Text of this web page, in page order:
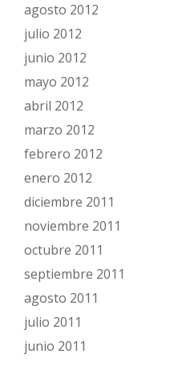
agosto 2012
julio 2012
junio 2012
mayo 2012
abril 2012
marzo 2012
febrero 2012
enero 2012
diciembre 2011
noviembre 2011
octubre 2011
septiembre 2011
agosto 2011
julio 2011
junio 2011